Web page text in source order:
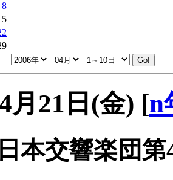
8
月21日(金) [n
本交響楽団